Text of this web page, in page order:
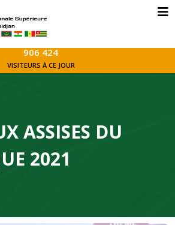
906 424
VISITEURS À CE JOUR
ASSISES DU
2021